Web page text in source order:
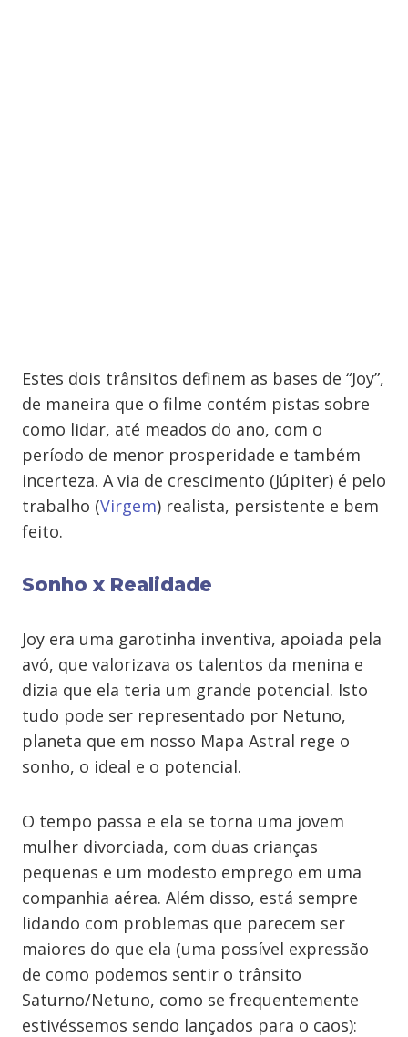
Estes dois trânsitos definem as bases de “Joy”,
de maneira que o filme contém pistas sobre
como lidar, até meados do ano, com o
período de menor prosperidade e também
incerteza. A via de crescimento (Júpiter) é pelo
trabalho (Virgem) realista, persistente e bem
feito.
Sonho x Realidade
Joy era uma garotinha inventiva, apoiada pela
avó, que valorizava os talentos da menina e
dizia que ela teria um grande potencial. Isto
tudo pode ser representado por Netuno,
planeta que em nosso Mapa Astral rege o
sonho, o ideal e o potencial.
O tempo passa e ela se torna uma jovem
mulher divorciada, com duas crianças
pequenas e um modesto emprego em uma
companhia aérea. Além disso, está sempre
lidando com problemas que parecem ser
maiores do que ela (uma possível expressão
de como podemos sentir o trânsito
Saturno/Netuno, como se frequentemente
estivéssemos sendo lançados para o caos):